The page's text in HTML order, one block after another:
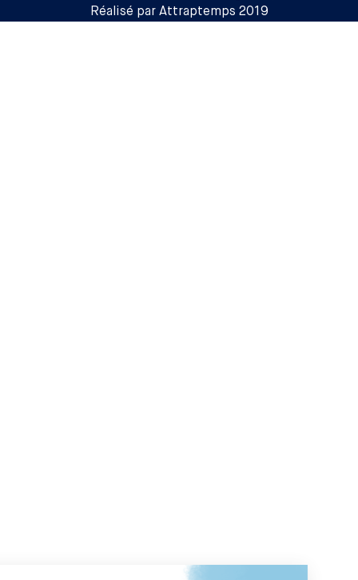
Réalisé par Attraptemps 2019